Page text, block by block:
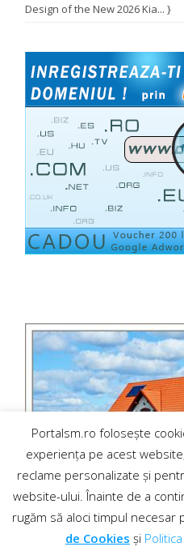
Design of the New 2026 Kia... }
Portalsm.ro folosește
experiența pe acest
reclame personalizate și
website-ului. Înainte de a
rugăm să aloci timpul necesar
de Cookies și